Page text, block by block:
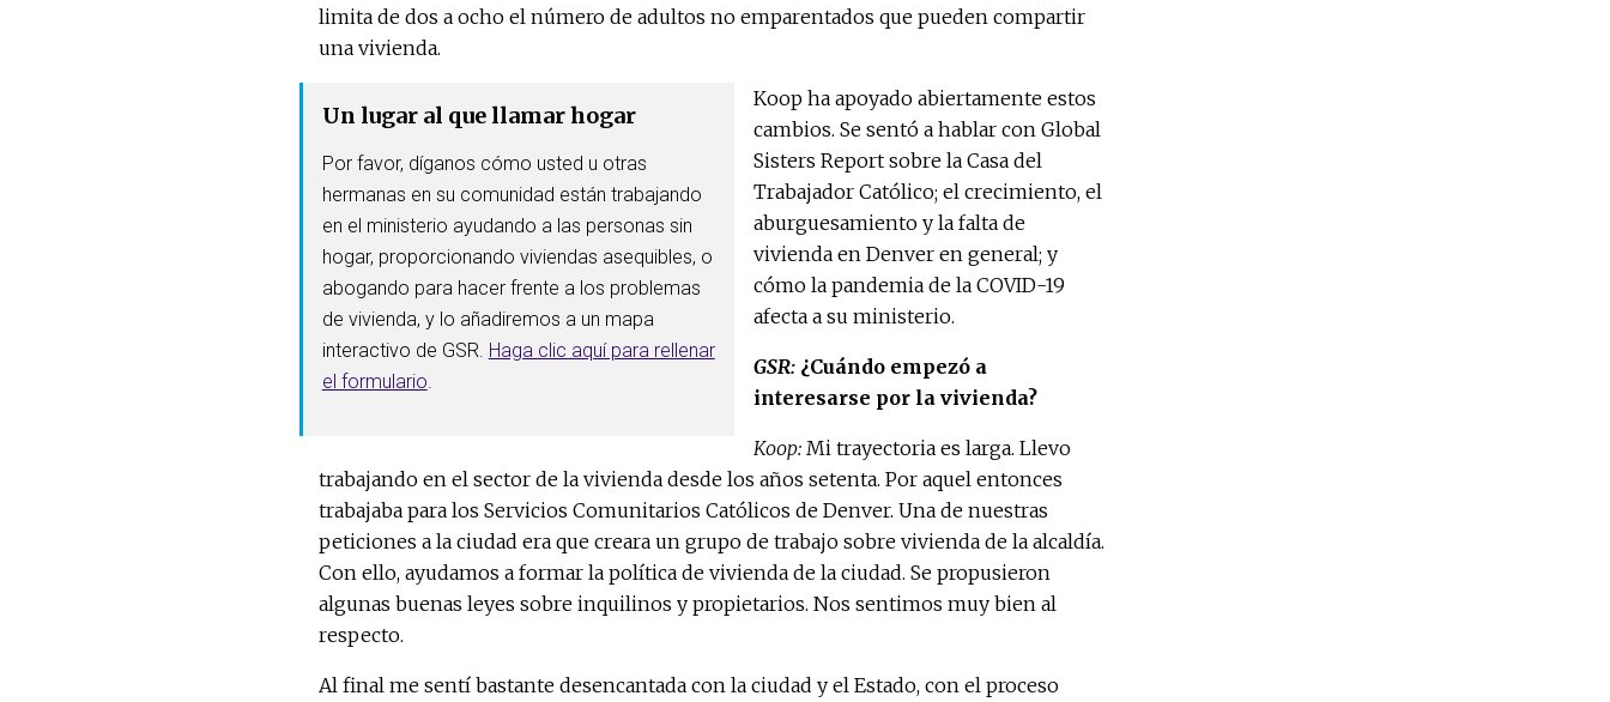
limita de dos a ocho el número de adultos no emparentados que pueden compartir
una vivienda.
Un lugar al que llamar hogar
Por favor, díganos cómo usted u otras
hermanas en su comunidad están trabajando
en el ministerio ayudando a las personas sin
hogar, proporcionando viviendas asequibles, o
abogando para hacer frente a los problemas
de vivienda, y lo añadiremos a un mapa
interactivo de GSR. Haga clic aquí para rellenar
el formulario.
Koop ha apoyado abiertamente estos
cambios. Se sentó a hablar con Global
Sisters Report sobre la Casa del
Trabajador Católico; el crecimiento, el
aburguesamiento y la falta de
vivienda en Denver en general; y
cómo la pandemia de la COVID-19
afecta a su ministerio.
GSR:¿Cuándo empezó a
interesarse por la vivienda?
Koop:Mi trayectoria es larga. Llevo
trabajando en el sector de la vivienda desde los años setenta. Por aquel entonces
trabajaba para los Servicios Comunitarios Católicos de Denver. Una de nuestras
peticiones a la ciudad era que creara un grupo de trabajo sobre vivienda de la alcaldía.
Con ello, ayudamos a formar la política de vivienda de la ciudad. Se propusieron
algunas buenas leyes sobre inquilinos y propietarios. Nos sentimos muy bien al
respecto.
Al final me sentí bastante desencantada con la ciudad y el Estado, con el proceso